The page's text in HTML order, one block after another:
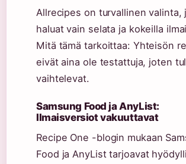
Allrecipes on turvallinen valinta,
haluat vain selata ja kokeilla
Mitä tämä tarkoittaa: Yhteisön
eivät aina ole testattuja, joten
vaihtelevat.
Samsung Food ja AnyList:
Ilmaisversiot vakuuttavat
Recipe One -blogin mukaan
Food ja AnyList tarjoavat